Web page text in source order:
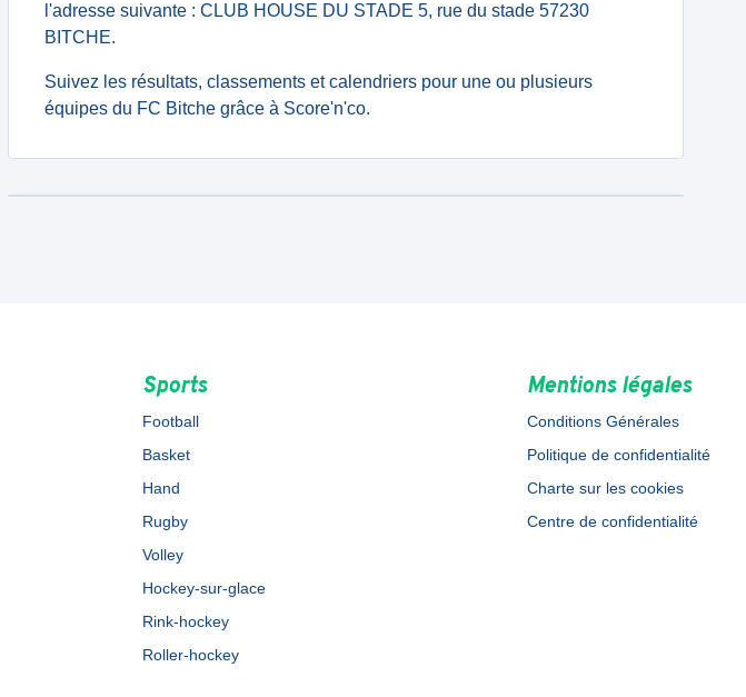
l'adresse suivante : CLUB HOUSE DU STADE 5, rue du stade 57230
BITCHE.
Suivez les résultats, classements et calendriers pour une ou plusieurs
équipes du FC Bitche grâce à Score'n'co.
Sports
Football
Basket
Hand
Rugby
Volley
Hockey-sur-glace
Rink-hockey
Roller-hockey
Mentions légales
Conditions Générales
Politique de confidentialité
Charte sur les cookies
Centre de confidentialité